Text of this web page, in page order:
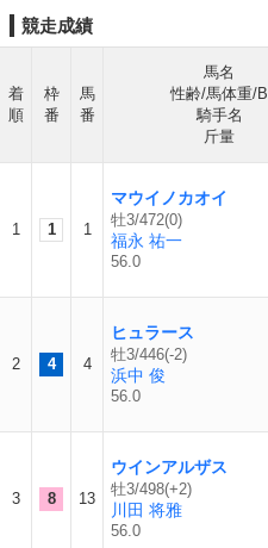
競走成績
着
順
枠
番
馬
番
馬名
性齢/馬体重/B
騎手名
斤量
1 1 1
マウイノカオイ
牡3/472(0)
福永 祐一
56.0
2 4 4
ヒュラース
牡3/446(-2)
浜中 俊
56.0
3 8 13
ウインアルザス
牡3/498(+2)
川田 将雅
56.0